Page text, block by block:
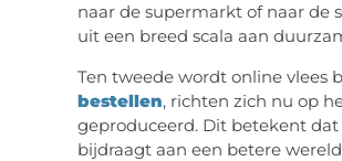
naar de supermarkt of naar de
uit een breed scala aan
Ten tweede wordt online vlees
bestellen, richten zich nu op
geproduceerd. Dit betekent
bijdraagt aan een betere